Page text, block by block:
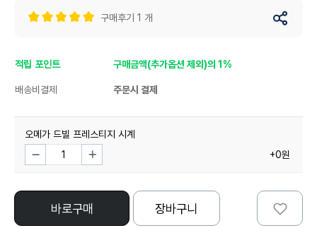
구매후기 1 개
적립 포인트 구매금액(추가옵션 제외)의 1%
배송비결제 주문시 결제
오메가 드빌 프레스티지 시계
+0원
바로구매 장바구니